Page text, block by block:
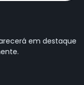
em destaque